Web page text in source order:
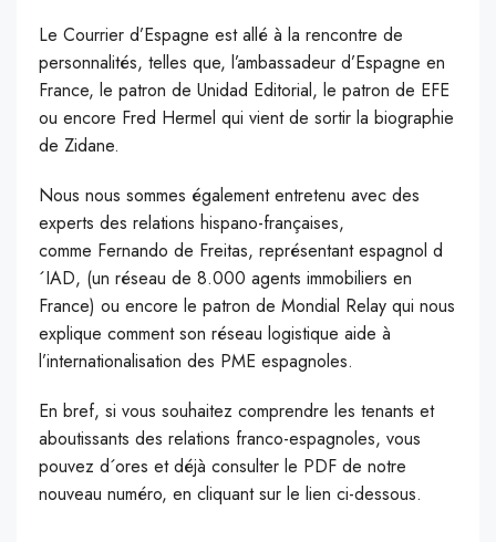
Le Courrier d’Espagne est allé à la rencontre de
personnalités, telles que, l’ambassadeur d’Espagne en
France, le patron de Unidad Editorial, le patron de EFE
ou encore Fred Hermel qui vient de sortir la biographie
de Zidane.
Nous nous sommes également entretenu avec des
experts des relations hispano-françaises,
comme Fernando de Freitas, représentant espagnol d
´IAD, (un réseau de 8.000 agents immobiliers en
France) ou encore le patron de Mondial Relay qui nous
explique comment son réseau logistique aide à
l’internationalisation des PME espagnoles.
En bref, si vous souhaitez comprendre les tenants et
aboutissants des relations franco-espagnoles, vous
pouvez d´ores et déjà consulter le PDF de notre
nouveau numéro, en cliquant sur le lien ci-dessous.